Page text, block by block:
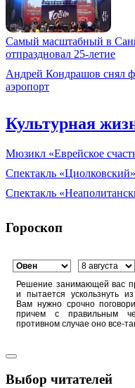
Самый масштабный в
отпраздновал 25-летие
Андрей Кондрашов снял
аэропорт
Культурная
Мюзикл «Еврейское
Спектакль «Циолковский»
Спектакль
Гороскоп
Решение занимающей вас
и пытается ускользнуть
Вам нужно срочно
причем с правильным
противном случае оно все-
Выбор читателей